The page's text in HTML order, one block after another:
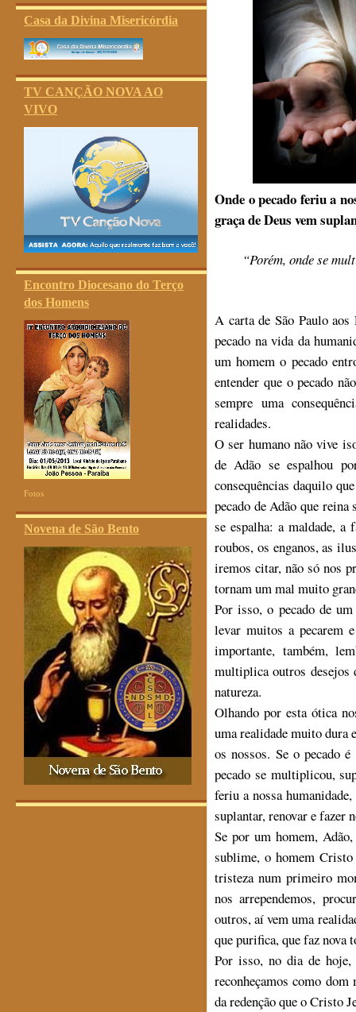
Casa da Divina Misericórdia
TV CANÇÃO NOVA AO
VIVO
Encontro Diocesano do Terço
dos Homens
Fotos
Novena de São Bento
Onde o pecado feriu a
graça de Deus vem
“Porém, onde se
A carta de São Paulo
pecado na vida da
um homem o pecado
entender que o pecado
sempre uma
realidades.
O ser humano não vive
de Adão se espalhou
consequências daquilo
pecado de Adão que reina
se espalha: a maldade, a
roubos, os enganos, as
iremos citar, não só nos
tornam um mal muito
Por isso, o pecado de
levar muitos a pecarem
importante, também,
multiplica outros desejos
natureza.
Olhando por esta ótica
uma realidade muito dura
os nossos. Se o pecado
pecado se multiplicou,
feriu a nossa
suplantar, renovar e fazer
Se por um homem,
sublime, o homem Cristo
tristeza num primeiro
nos arrependemos,
outros, aí vem uma
que purifica, que faz nova
Por isso, no dia de hoje,
reconheçamos como
da redenção que o Cristo